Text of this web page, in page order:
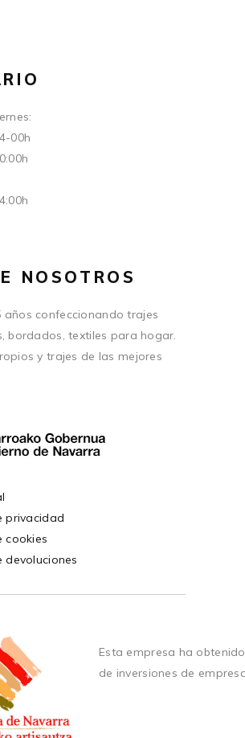
00h
NOSOTROS
años confeccionando trajes
bordados, textiles para hogar.
y trajes de las mejores
privacidad
cookies
devoluciones
Esta empresa ha
de inversiones de